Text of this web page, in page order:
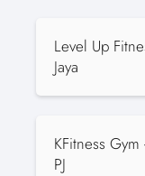
Level Up
Jaya
KFitness
PJ